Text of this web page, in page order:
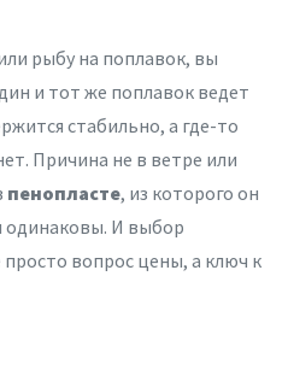
рыбу на поплавок, вы
и тот же поплавок ведет
стабильно, а где-то
Причина не в ветре или
пенопласте, из которого он
одинаковы. И выбор
вопрос цены, а ключ к